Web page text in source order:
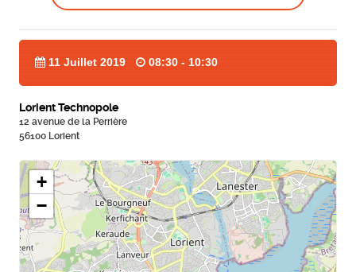
11 Juillet 2019 08:30 - 10:30
Lorient Technopole
12 avenue de la Perrière
56100 Lorient
+
−